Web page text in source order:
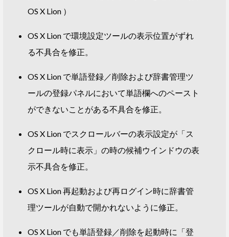
OS X Lion ）
OS X Lion で環境設定ツールの表示位置がずれ
る不具合を修正。
OS X Lion で単語登録／削除および辞書管理ツ
ールの登録パネルにおいて単語欄へのペースト
ができないことがある不具合を修正。
OS X Lion でスクロールバーの表示設定が「ス
クロール時に表示」の時の候補ウインドウの表
示不具合を修正。
OS X Lion 再起動および再ログイン時に辞書管
理ツールが自動で開かれないように修正。
OS X Lion でも単語登録／削除を起動時に「登